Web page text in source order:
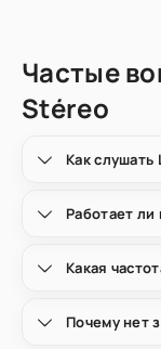
Частые
Stéreo
Как
Работает
Какая
Почему нет